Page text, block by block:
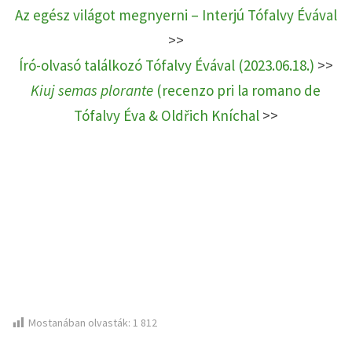
Az egész világot megnyerni – Interjú Tófalvy Évával
>>
Író-olvasó találkozó Tófalvy Évával (2023.06.18.) >>
Kiuj semas plorante (recenzo pri la romano de
Tófalvy Éva & Oldřich Kníchal>>
Mostanában olvasták: 1 812